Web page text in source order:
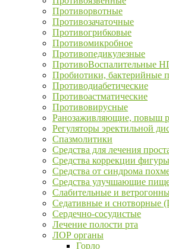
Противорвотные
Противозачаточные
Противогрибковые
Противомикробное
Противопедикулезные
ПротивоВоспалительные
Пробиотики, бактерийные
Противодиабетические
Противоастматические
Противовирусные
Ранозаживляющие, повыш
Регуляторы эректильной
Спазмолитики
Средства для лечения
Средства коррекции
Средства от синдрома
Средства улучшающие
Слабительные и
Седативные и снотворные
Сердечно-сосудистые
Лечение полости рта
ЛОР органы
Горло